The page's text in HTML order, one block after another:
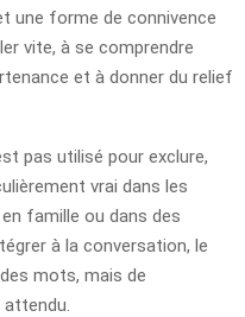
une forme de connivence
vite, à se comprendre
et à donner du relief
pas utilisé pour exclure,
vrai dans les
famille ou dans des
à la conversation, le
mots, mais de